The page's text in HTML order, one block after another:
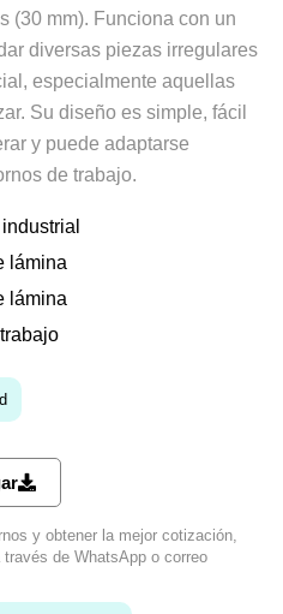
(30 mm). Funciona con un
diversas piezas irregulares
especialmente aquellas
Su diseño es simple, fácil
y puede adaptarse
de trabajo.
lámina
lámina
y obtener la mejor cotización,
de WhatsApp o correo